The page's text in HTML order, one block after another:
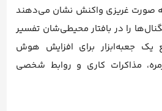
به صورت غریزی واکنش نشان می‌دهند
را در بافتار محیطی‌شان تفسیر
یک جعبه‌ابزار برای افزایش هوش
مذاکرات کاری و روابط شخصی